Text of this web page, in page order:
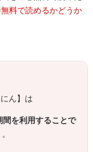
料で読めるかどうか
ん 】は
間を利用することで